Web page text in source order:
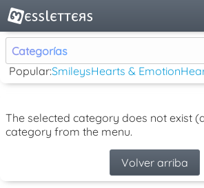
Categorías
Popular:SmileysHearts & Emotion
The selected category does not exist
category from the menu.
Volver arriba